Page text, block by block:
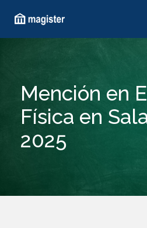
Mención en
Física en
2025